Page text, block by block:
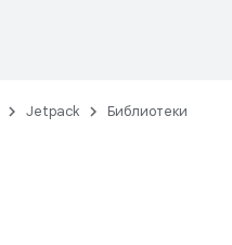
Jetpack Библиотеки